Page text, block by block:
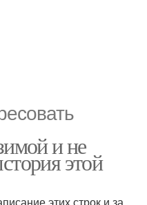
и не
этой